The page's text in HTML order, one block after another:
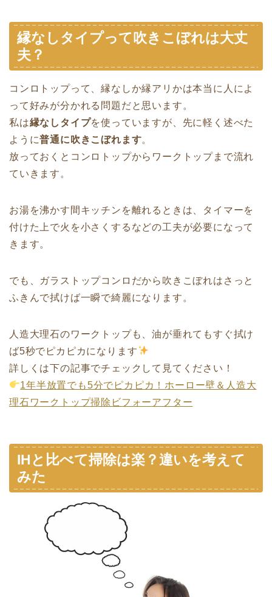
縁なしタイプって吹きこぼれは大丈
夫？
コンロトップって、縁なしか縁アリかは本当に人によ
って好みが分かれる問題だと思います。
私は縁なしタイプを使っていますが、先に軽く述べた
ように普通に吹きこぼれます。
放っておくとコンロトップからワークトップまで流れ
ていきます。
お湯を沸かす間キッチンを離れるときは、タイマーを
付けた上で火を小さくするなどの工夫が必要になって
きます。
でも、ガラストップコンロだから吹きこぼれはさっと
ふきんで拭けば一瞬で綺麗になります。
人造大理石のワークトップも、油が垂れてもすぐ拭け
ば5秒でピカピカになります
詳しくは下の記事でチェックして見てください！
1年半放置でも5分でピカピカ！ホーロー壁＆人造大
理石ワークトップ掃除ビフォーアフター
IHと比べて掃除は楽？違いを考えて
みた